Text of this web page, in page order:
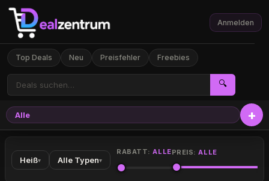
Top Deals Neu Preisfehler Freebies
🔍
Anmelden
Alle
Heiß▾ Alle Typen▾
RABATT:ALLEPREIS:ALLE